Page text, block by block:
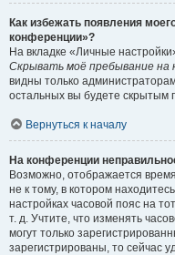
Как избежать появления
конференции»?
На вкладке «Личные
Скрывать моё пребывание на
видны только
остальных вы будете скрытым
Вернуться к началу
На конференции
Возможно, отображается
не к тому, в котором
настройках часовой пояс на
т. д. Учтите, что изменять
могут только
зарегистрированы, то сейчас